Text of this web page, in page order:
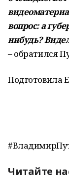
вопрос: а
нибудь?
– обратился
Подготовила
Читайте